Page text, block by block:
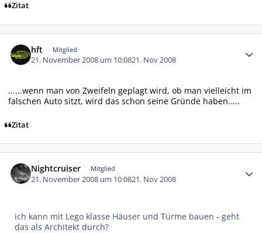
Zitat
hft Mitglied
21. November 2008 um 10:0821. Nov 2008
......wenn man von Zweifeln geplagt wird, ob man vielleicht im
falschen Auto sitzt, wird das schon seine Gründe haben.....
Zitat
Nightcruiser Mitglied
21. November 2008 um 10:0821. Nov 2008
ich kann mit Lego klasse Häuser und Türme bauen - geht
das als Architekt durch?